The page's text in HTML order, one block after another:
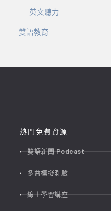
英文聽力
雙語教育
熱門免費資源
雙語新聞 Podcast
多益模擬測驗
線上學習講座